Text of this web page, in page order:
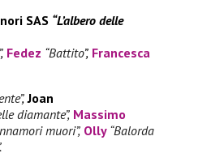
SAS “L’albero delle
, Fedez “Battito”, Francesca
, Joan
diamante”, Massimo
muori”, Olly “Balorda